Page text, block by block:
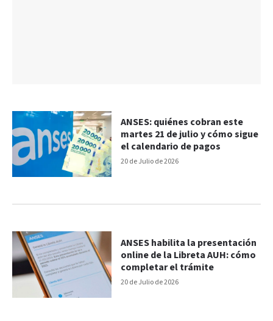
20 de Julio de 2026
ANSES: quiénes cobran este
martes 21 de julio y cómo sigue
el calendario de pagos
20 de Julio de 2026
ANSES habilita la presentación
online de la Libreta AUH: cómo
completar el trámite